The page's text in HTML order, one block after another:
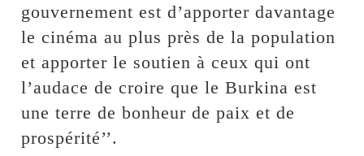
gouvernement est d’apporter davantage
le cinéma au plus près de la population
et apporter le soutien à ceux qui ont
l’audace de croire que le Burkina est
une terre de bonheur de paix et de
prospérité’’.